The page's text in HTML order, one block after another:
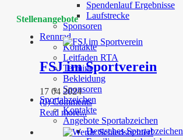
Spendenlauf Ergebnisse
Laufstrecke
Sponsoren
Rennrad
Kontakte
Leitfaden RTA
Termine
Bekleidung
Sponsoren
Sportabzeichen
Kontakte
Angebote Sportabzeichen
Deutsches Sportabzeichen
Stellenangebote
FSJ im Sportverein
17 04 2024
(0) Comments
Read more...